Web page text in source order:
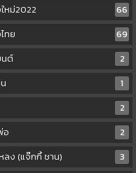
หม่2022
66
ทย
69
ต์
2
1
2
อ
2
ลง (แจ๊กกี้ ชาน)
3